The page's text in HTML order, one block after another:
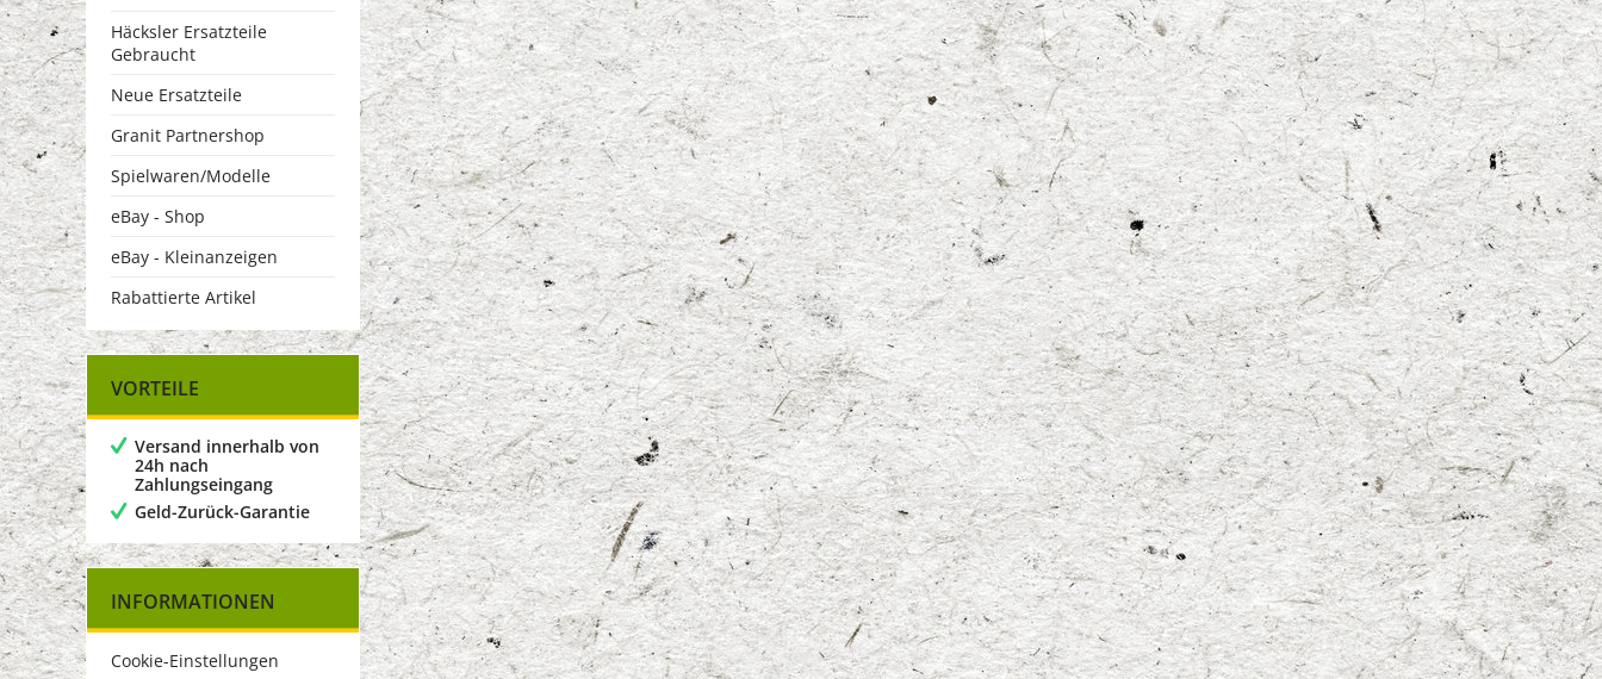
Häcksler Ersatzteile
Gebraucht
Neue Ersatzteile
Granit Partnershop
Spielwaren/Modelle
eBay - Shop
eBay - Kleinanzeigen
Rabattierte Artikel
VORTEILE
Versand innerhalb von
24h nach
Zahlungseingang
Geld-Zurück-Garantie
INFORMATIONEN
Cookie-Einstellungen